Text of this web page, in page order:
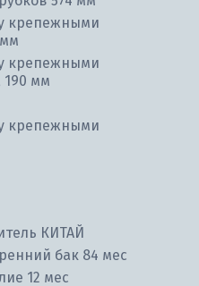
крепежными
крепежными
190 мм
крепежными
КИТАЙ
бак 84 мес
12 мес